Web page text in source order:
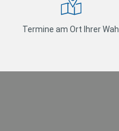
Termine am Ort Ihrer Wahl